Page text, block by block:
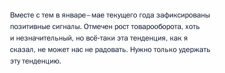
Вместе с тем в январе–мае текущего года зафиксированы
позитивные сигналы. Отмечен рост товарооборота, хоть
и незначительный, но всё‑таки эта тенденция, как я
сказал, не может нас не радовать. Нужно только удержать
эту тенденцию.